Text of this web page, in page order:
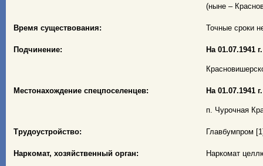
(ныне –
Время существования: Точные сроки
Подчинение: На 01.07.1941
Местонахождение спецпоселенцев: На 01.07.1941
п. Чурочная
Трудоустройство: Главбумпром
Наркомат, хозяйственный орган: Наркомат